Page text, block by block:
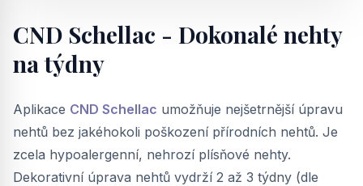
CND Schellac - Dokonalé nehty
na týdny
Aplikace CND Schellac umožňuje nejšetrnější úpravu
nehtů bez jakéhokoli poškození přírodních nehtů. Je
zcela hypoalergenní, nehrozí plísňové nehty.
Dekorativní úprava nehtů vydrží 2 až 3 týdny (dle